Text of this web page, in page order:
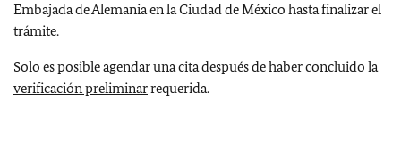
Embajada de Alemania en la Ciudad de México hasta finalizar el
trámite.
Solo es posible agendar una cita después de haber concluido la
verificación preliminarrequerida.